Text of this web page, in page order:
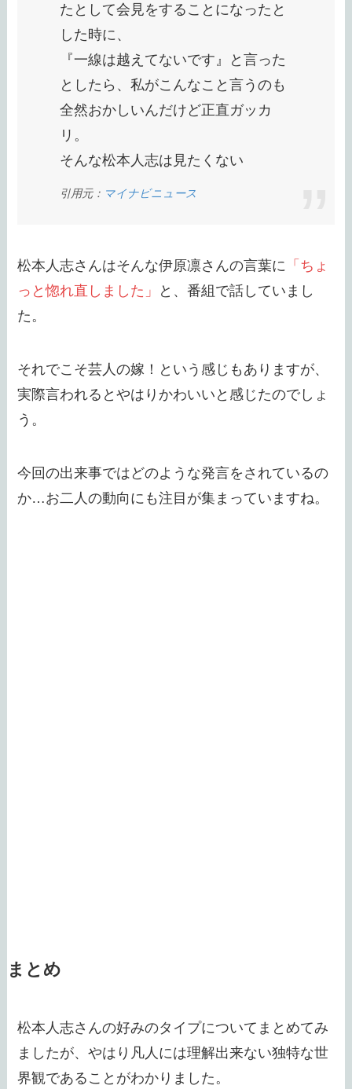
たとして会見をすることになったと
した時に、
『一線は越えてないです』と言った
としたら、私がこんなこと言うのも
全然おかしいんだけど正直ガッカ
リ。
そんな松本人志は見たくない
引用元： マイナビニュース
松本人志さんはそんな伊原凛さんの言葉に 「ちょ
っと惚れ直しました」
と、番組で話していまし
た。
それでこそ芸人の嫁！という感じもありますが、
実際言われるとやはりかわいいと感じたのでしょ
う。
今回の出来事ではどのような発言をされているの
か…お二人の動向にも注目が集まっていますね。
まとめ
松本人志さんの好みのタイプについてまとめてみ
ましたが、やはり凡人には理解出来ない独特な世
界観であることがわかりました。